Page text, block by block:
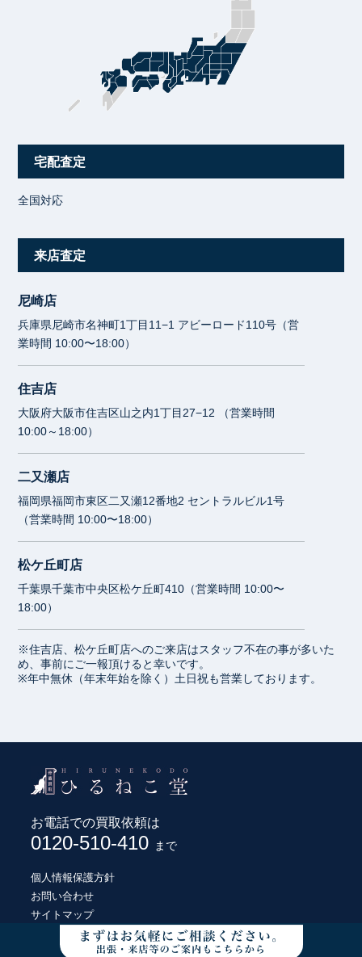
宅配査定
全国対応
来店査定
尼崎店
兵庫県尼崎市名神町1丁目11−1 アビーロード110号（営
業時間 10:00〜18:00）
住吉店
大阪府大阪市住吉区山之内1丁目27−12 （営業時間
10:00～18:00）
二又瀬店
福岡県福岡市東区二又瀬12番地2 セントラルビル1号
（営業時間 10:00〜18:00）
松ケ丘町店
千葉県千葉市中央区松ケ丘町410（営業時間 10:00〜
18:00）
※住吉店、松ケ丘町店へのご来店はスタッフ不在の事が多いた
め、事前にご一報頂けると幸いです。
※年中無休（年末年始を除く）土日祝も営業しております。
お電話での買取依頼は
0120-510-410 まで
個人情報保護方針
お問い合わせ
サイトマップ
© HIRUNEKODO CO., LTD.